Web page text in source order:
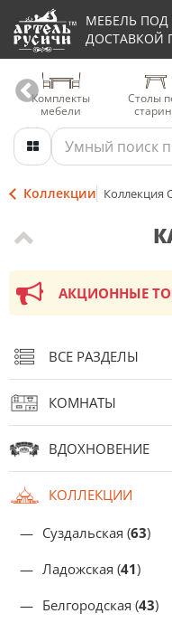
МЕБЕЛЬ ПОД
ДОСТАВКОЙ
Комплекты
мебели
Столы
Коллекции Коллекция
АКЦИОННЫЕ
ВСЕ РАЗДЕЛЫ
КОЛЛЕКЦИИ
Суздальская (63)
Ладожская (41)
Белгородская (43)
КОМНАТЫ
ВДОХНОВЕНИЕ